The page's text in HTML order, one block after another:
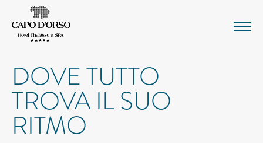
DOVE TUTTO
TROVA IL SUO
RITMO